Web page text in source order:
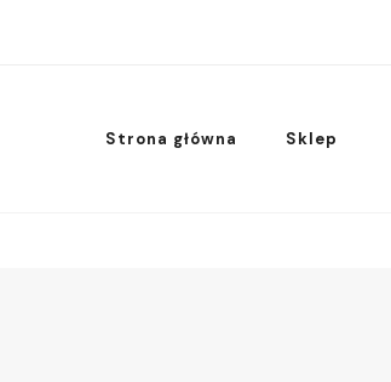
Strona główna Sklep